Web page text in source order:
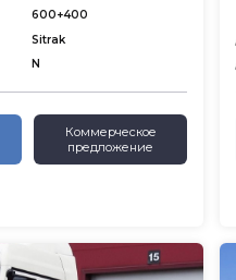
600+400
Sitrak
N
Коммерческое
предложение